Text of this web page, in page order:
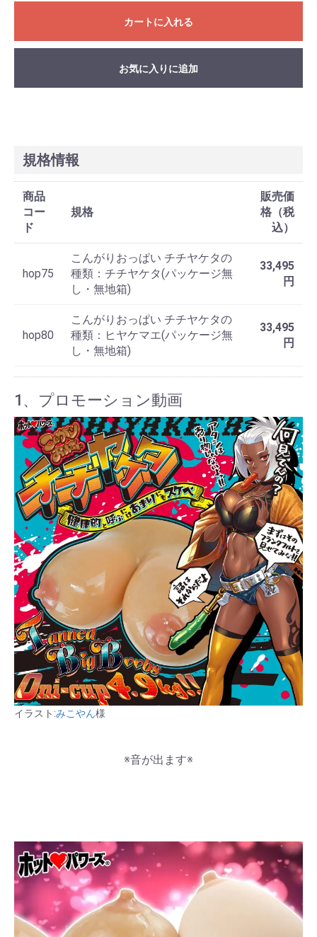
カートに入れる
お気に入りに追加
規格情報
商品
コー
ド
規格
販売価
格（税
込）
hop75
こんがりおっぱい チチヤケタの
種類：チチヤケタ(パッケージ無
し・無地箱)
33,495
円
hop80
こんがりおっぱい チチヤケタの
種類：ヒヤケマエ(パッケージ無
し・無地箱)
33,495
円
1、プロモーション動画
イラスト:みこやん様
※音が出ます※